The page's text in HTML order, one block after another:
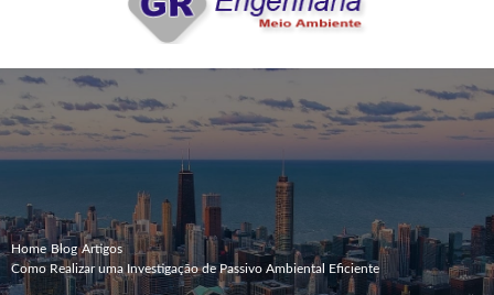
Home Blog Artigos
Como Realizar uma Investigação de Passivo Ambiental Eficiente